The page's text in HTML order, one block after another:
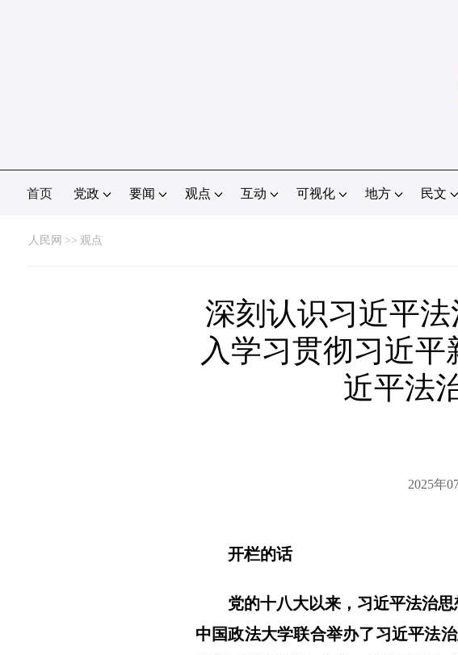
首页 党政 要闻 观点 互动 可视化 地方 民文
人民网 >> 观点
深刻认识习近平
入学习贯彻习近平
近平法
2025年
开栏的话
党的十八大以来，习近平法治
中国政法大学联合举办了习近平法